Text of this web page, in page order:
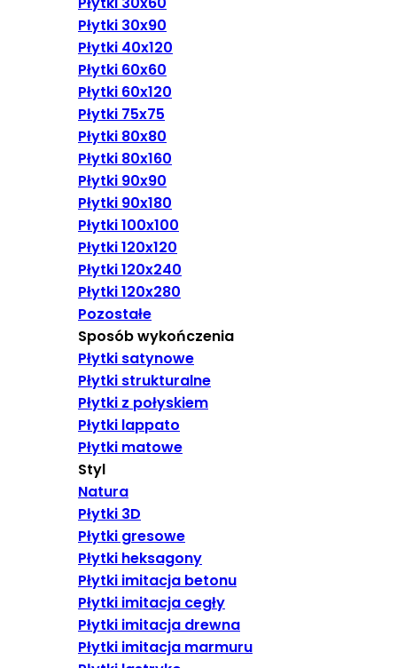
Płytki 30x90
Płytki 40x120
Płytki 60x60
Płytki 60x120
Płytki 75x75
Płytki 80x80
Płytki 80x160
Płytki 90x90
Płytki 90x180
Płytki 100x100
Płytki 120x120
Płytki 120x240
Płytki 120x280
Pozostałe
Sposób wykończenia
Płytki satynowe
Płytki strukturalne
Płytki z połyskiem
Płytki lappato
Płytki matowe
Styl
Natura
Płytki 3D
Płytki gresowe
Płytki heksagony
Płytki imitacja betonu
Płytki imitacja cegły
Płytki imitacja drewna
Płytki imitacja marmuru